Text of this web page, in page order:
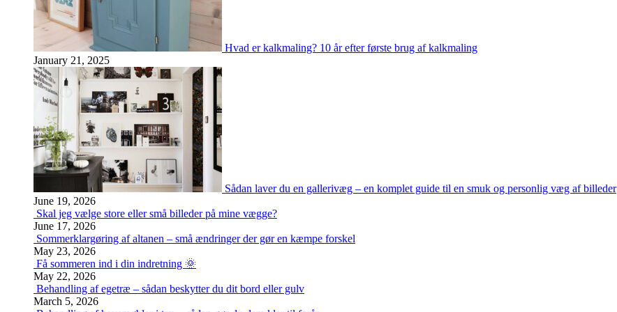
Hvad er kalkmaling? 10 år efter første brug af kalkmaling
January 21, 2025
Sådan laver du en gallerivæg – en komplet guide til en smuk og personlig væg af billeder
June 19, 2026
Skal jeg vælge store eller små billeder på mine vægge?
June 17, 2026
Sommerklargøring af altanen – små ændringer der gør en kæmpe forskel
May 23, 2026
Få sommeren ind i din indretning 🌞
May 22, 2026
Behandling af egetræ – sådan beskytter du dit bord eller gulv
March 5, 2026